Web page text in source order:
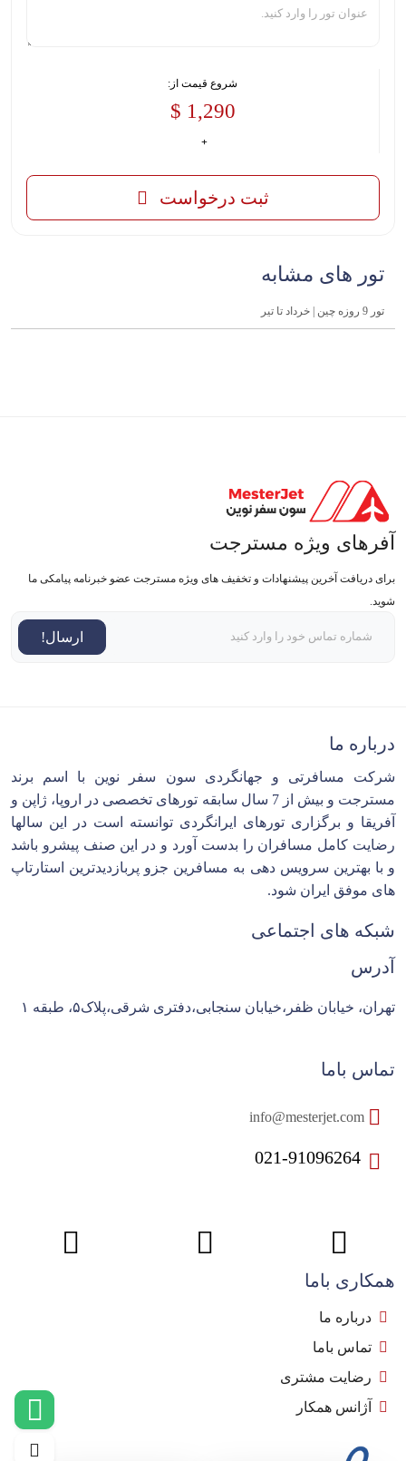
شروع قیمت از:
1,290 $
ثبت درخواست
تور های مشابه
تور 9 روزه چین | خرداد تا تیر
آفرهای ویژه مسترجت
برای دریافت آخرین پیشنهادات و تخفیف های ویژه مسترجت عضو خبرنامه پیامکی ما
شوید.
ارسال!
درباره ما
شرکت مسافرتی و جهانگردی سون سفر نوین با اسم برند
مسترجت و بیش از 7 سال سابقه تورهای تخصصی در اروپا، ژاپن و
آفریقا و برگزاری تورهای ایرانگردی توانسته است در این سالها
رضایت کامل مسافران را بدست آورد و در این صنف پیشرو باشد
و با بهترین سرویس دهی به مسافرین جزو پربازدیدترین استارتاپ
های موفق ایران شود.
شبکه های اجتماعی
آدرس
تهران، خیابان ظفر،خیابان سنجابی،دفتری شرقی،پلاک۵، طبقه ۱
تماس باما
021-91096264
همکاری باما
درباره ما
تماس باما
رضایت مشتری
آژانس همکار